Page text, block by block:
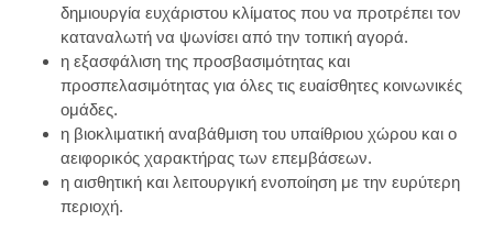
δημιουργία ευχάριστου κλίματος που να προτρέπει τον
καταναλωτή να ψωνίσει από την τοπική αγορά.
η εξασφάλιση της προσβασιμότητας και
προσπελασιμότητας για όλες τις ευαίσθητες κοινωνικές
ομάδες.
η βιοκλιματική αναβάθμιση του υπαίθριου χώρου και ο
αειφορικός χαρακτήρας των επεμβάσεων.
η αισθητική και λειτουργική ενοποίηση με την ευρύτερη
περιοχή.